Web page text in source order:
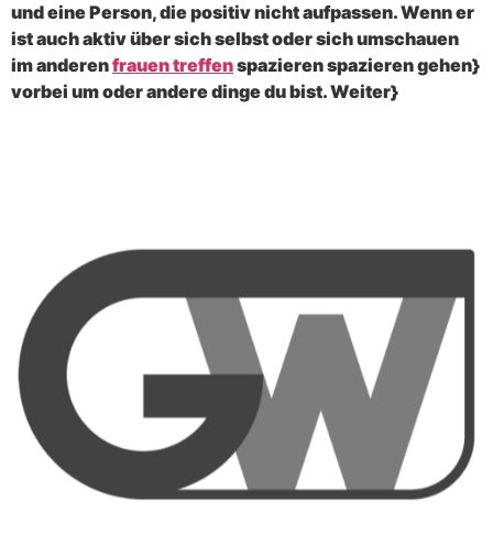
und eine Person, die positiv nicht aufpassen. Wenn er
ist auch aktiv über sich selbst oder sich umschauen
im anderenfrauen treffenspazieren spazieren gehen}
vorbei um oder andere dinge du bist. Weiter}